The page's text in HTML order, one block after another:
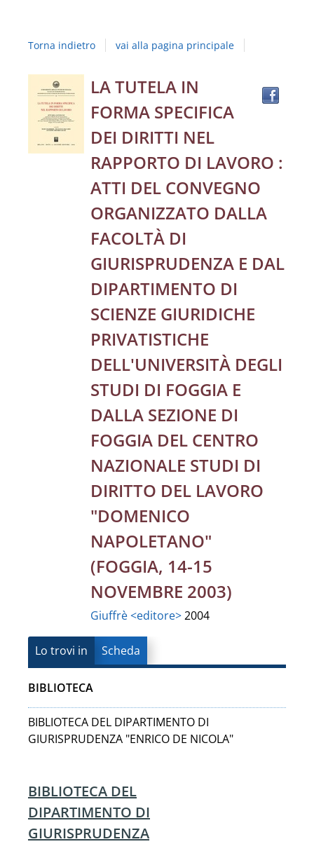
Campania
Vanvitelli"
Torna indietro vai alla pagina principale
Dettaglio
del
documento
LA TUTELA IN
FORMA SPECIFICA
DEI DIRITTI NEL
RAPPORTO DI LAVORO :
ATTI DEL CONVEGNO
ORGANIZZATO DALLA
FACOLTÀ DI
GIURISPRUDENZA E DAL
DIPARTIMENTO DI
SCIENZE GIURIDICHE
PRIVATISTICHE
DELL'UNIVERSITÀ DEGLI
STUDI DI FOGGIA E
DALLA SEZIONE DI
FOGGIA DEL CENTRO
NAZIONALE STUDI DI
DIRITTO DEL LAVORO
"DOMENICO
NAPOLETANO"
(FOGGIA, 14-15
NOVEMBRE 2003)
Giuffrè <editore>2004
Lo trovi in Scheda
BIBLIOTECA
BIBLIOTECA DEL DIPARTIMENTO DI
GIURISPRUDENZA "ENRICO DE NICOLA"
BIBLIOTECA DEL
DIPARTIMENTO DI
GIURISPRUDENZA